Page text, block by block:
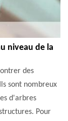
niveau de la
des
sont nombreux
d'arbres
Pour